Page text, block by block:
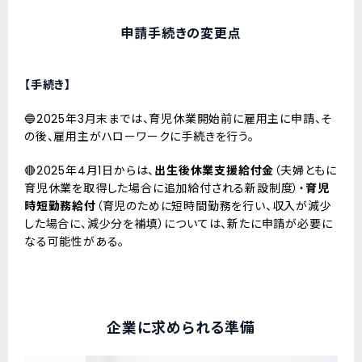
申請手続きの変更点
【手続き】
🔵2025年3月末までは、育児休業開始前に雇用主に申請、そ
の後、雇用主がハローワークに手続きを行う。
🔴2025年4月1日からは、 出生後休業支援給付金 （夫婦ともに
育児休業を取得した場合に追加給付される新設制度）・育児
時短勤務給付 （育児のために短時間勤務を行い、収入が減少
した場合に、減少分を補填）については、新たに申請が必要に
なる可能性がある。
企業に求められる準備